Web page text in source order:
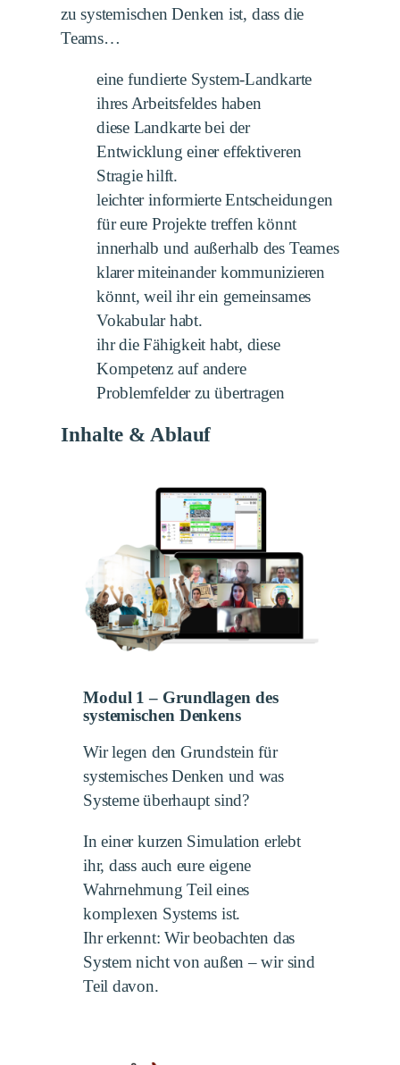
zu systemischen Denken ist, dass die
Teams…
eine fundierte System-Landkarte
ihres Arbeitsfeldes haben
diese Landkarte bei der
Entwicklung einer effektiveren
Stragie hilft.
leichter informierte Entscheidungen
für eure Projekte treffen könnt
innerhalb und außerhalb des Teames
klarer miteinander kommunizieren
könnt, weil ihr ein gemeinsames
Vokabular habt.
ihr die Fähigkeit habt, diese
Kompetenz auf andere
Problemfelder zu übertragen
Inhalte & Ablauf
Modul 1 – Grundlagen des
systemischen Denkens
Wir legen den Grundstein für
systemisches Denken und was
Systeme überhaupt sind?
In einer kurzen Simulation erlebt
ihr, dass auch eure eigene
Wahrnehmung Teil eines
komplexen Systems ist.
Ihr erkennt: Wir beobachten das
System nicht von außen – wir sind
Teil davon.